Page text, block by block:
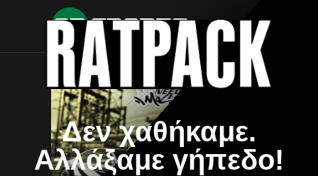
Δεν χαθήκαμε.
Αλλάξαμε γήπεδο!